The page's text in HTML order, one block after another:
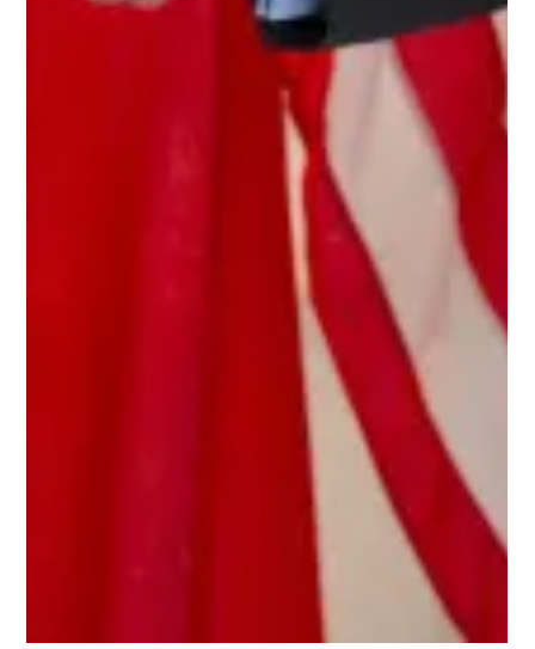
forståelig at mange reagerer når Norge nå går inn i et
tettere forsvarssamarbeid med Frankrike, også om
kjernevåpen og avskrekking. Men ubehaget kan ikke
alene handle om vi liker atomvåpen eller ikke. Det
riktige spørsmålet handler om N